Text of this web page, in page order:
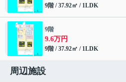
9階 / 37.92㎡ / 1LDK
9階
9.6万円
9階 / 37.92㎡ / 1LDK
周辺施設